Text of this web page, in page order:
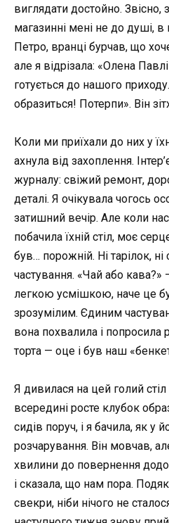
виглядати достойно. Звісно,
магазинні мені не до душі,
Петро, вранці бурчав, що
але я відрізала: «Олена
готується до нашого
образиться! Потерпи». Він
Коли ми приїхали до них у
ахнула від захоплення.
журналу: свіжий ремонт,
деталі. Я очікувала чогось
затишний вечір. Але коли
побачила їхній стіл, моє
був… порожній. Ні тарілок, ні
частування. «Чай або кава?»
легкою усмішкою, наче це
зрозумілим. Єдиним
вона похвалила і
торта — оце і був наш
Я дивилася на цей голий стіл
всередині росте клубок
сидів поруч, і я бачила, як у
розчарування. Він мовчав,
хвилини до повернення
і сказала, що нам пора.
свекри, ніби нічого не